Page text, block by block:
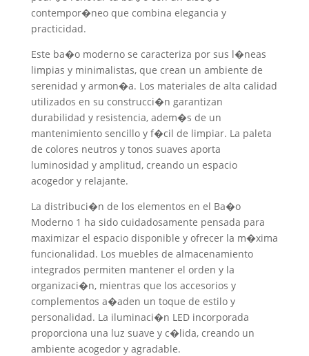
contempor�neo que combina elegancia y
practicidad.
Este ba�o moderno se caracteriza por sus l�neas
limpias y minimalistas, que crean un ambiente de
serenidad y armon�a. Los materiales de alta calidad
utilizados en su construcci�n garantizan
durabilidad y resistencia, adem�s de un
mantenimiento sencillo y f�cil de limpiar. La paleta
de colores neutros y tonos suaves aporta
luminosidad y amplitud, creando un espacio
acogedor y relajante.
La distribuci�n de los elementos en el Ba�o
Moderno 1 ha sido cuidadosamente pensada para
maximizar el espacio disponible y ofrecer la m�xima
funcionalidad. Los muebles de almacenamiento
integrados permiten mantener el orden y la
organizaci�n, mientras que los accesorios y
complementos a�aden un toque de estilo y
personalidad. La iluminaci�n LED incorporada
proporciona una luz suave y c�lida, creando un
ambiente acogedor y agradable.